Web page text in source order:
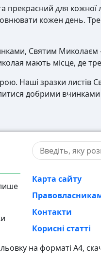
прекрасний для
кожен день.
Святим Миколаєм
мають місце, де
Наші зразки листів
добрими
Карта сайту
Контакти
Корисні статті
на форматі А4,